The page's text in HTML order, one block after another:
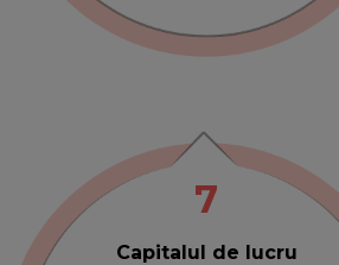
7
Capitalul de lucru